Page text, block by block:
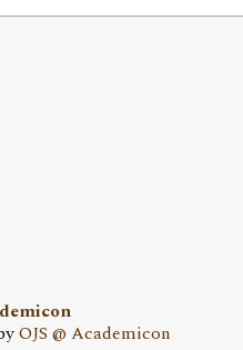
OJS @ Academicon